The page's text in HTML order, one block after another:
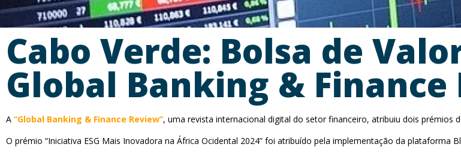
Cabo Verde: Bolsa de
Global Banking & Finance
A “Global Banking & Finance Review”, uma revista internacional digital do setor financeiro, atribuiu dois prémios
O prémio “Iniciativa ESG Mais Inovadora na África Ocidental 2024” foi atribuído pela implementação da plataforma